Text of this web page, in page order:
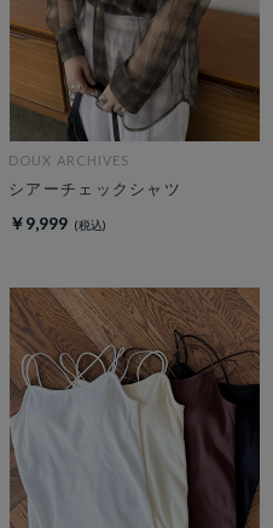
DOUX ARCHIVES
シアーチェックシャツ
￥9,999